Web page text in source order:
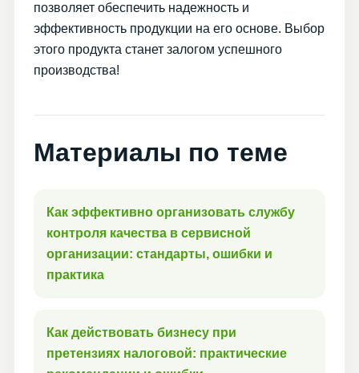
позволяет обеспечить надежность и
эффективность продукции на его основе. Выбор
этого продукта станет залогом успешного
производства!
Материалы по теме
Как эффективно организовать службу
контроля качества в сервисной
организации: стандарты, ошибки и
практика
Как действовать бизнесу при
претензиях налоговой: практические